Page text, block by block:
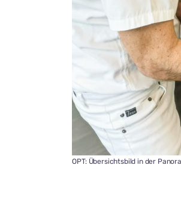
OPT: Übersichtsbild in der